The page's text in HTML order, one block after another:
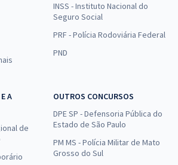
INSS - Instituto Nacional do
Seguro Social
PRF - Polícia Rodoviária Federal
PND
A
de
OUTROS CONCURSOS
DPE SP - Defensoria Pública do
Estado de São Paulo
PM MS - Polícia Militar de Mato
Grosso do Sul